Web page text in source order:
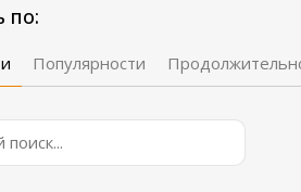
по:
Популярности